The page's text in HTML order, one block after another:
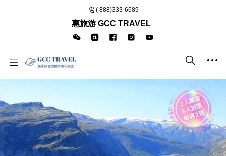
( 888)333-6689
惠旅游 GCC TRAVEL